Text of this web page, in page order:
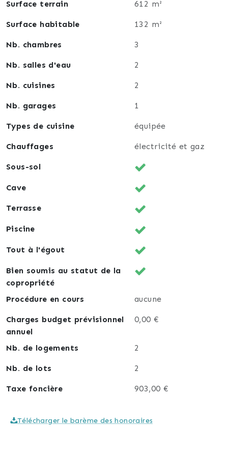
Surface terrain 612 m²
Surface habitable 132 m²
Nb. chambres 3
Nb. salles d'eau 2
Nb. cuisines 2
Nb. garages 1
Types de cuisine équipée
Chauffages électricité et gaz
Sous-sol
Cave
Terrasse
Piscine
Tout à l'égout
Bien soumis au statut de la
copropriété
Procédure en cours
aucune
Charges budget prévisionnel
annuel
0,00 €
Nb. de logements 2
Nb. de lots 2
Taxe foncière 903,00 €
Télécharger le barème des honoraires